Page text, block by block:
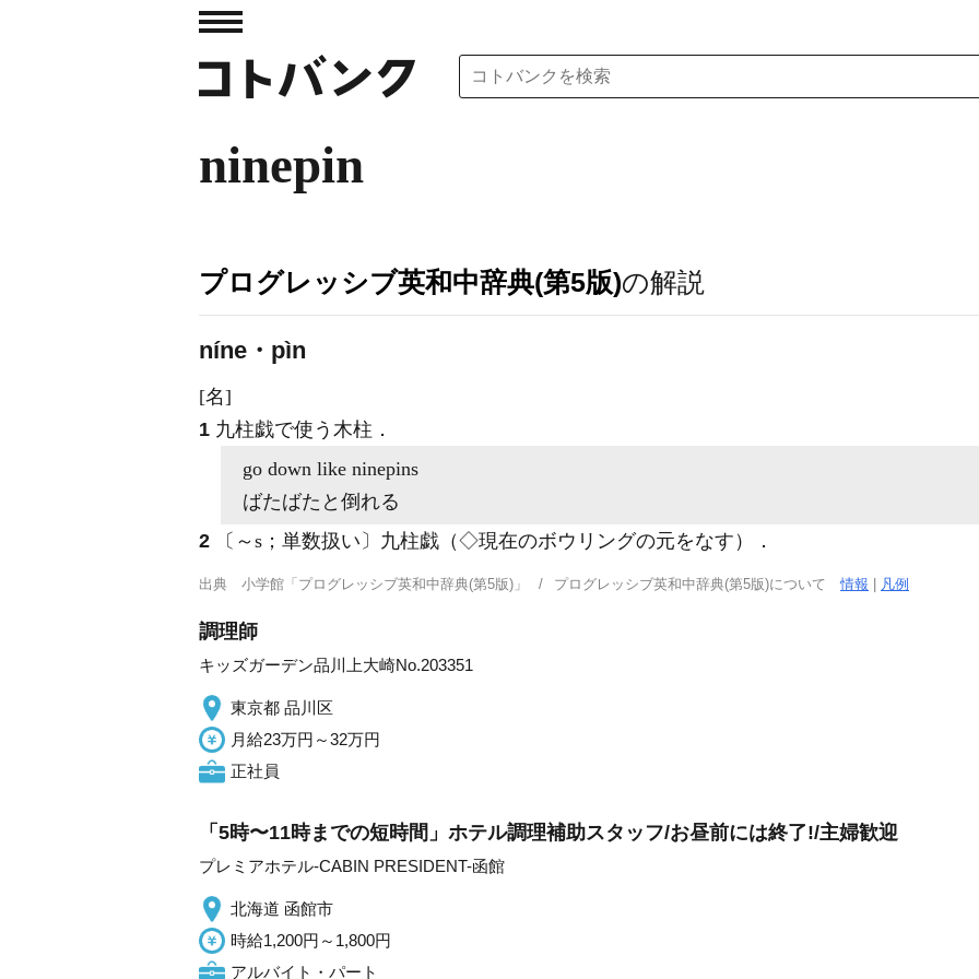
ninepin
プログレッシブ英和中辞典(第5版)の解説
níne・pìn
[名]
1 九柱戯で使う木柱 ．
go down like ninepins
ばたばたと倒れる
2 〔～s；単数扱い〕九柱戯（◇現在のボウリングの元をなす） ．
出典 小学館「プログレッシブ英和中辞典(第5版)」 プログレッシブ英和中辞典(第5版)について情報 凡例
調理師
キッズガーデン品川上大崎No.203351
東京都 品川区
月給23万円～32万円
正社員
「5時〜11時までの短時間」ホテル調理補助スタッフ/お昼前には終了!/主婦歓迎
プレミアホテル-CABIN PRESIDENT-函館
北海道 函館市
時給1,200円～1,800円
アルバイト・パート